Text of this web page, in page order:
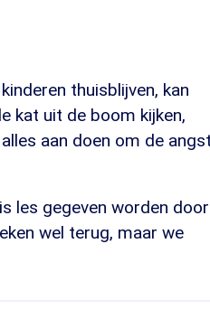
thuisblijven, kan
kat uit de boom kijken,
aan doen om de angst
les gegeven worden door
wel terug, maar we